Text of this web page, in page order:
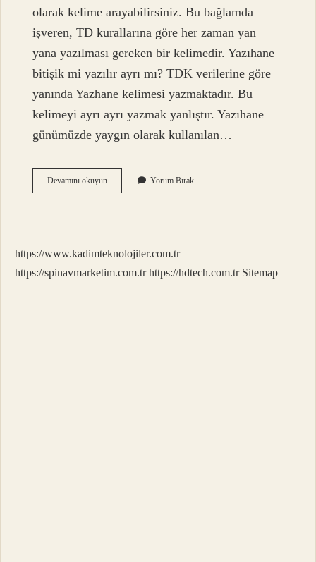
olarak kelime arayabilirsiniz. Bu bağlamda
işveren, TD kurallarına göre her zaman yan
yana yazılması gereken bir kelimedir. Yazıhane
bitişik mi yazılır ayrı mı? TDK verilerine göre
yanında Yazhane kelimesi yazmaktadır. Bu
kelimeyi ayrı ayrı yazmak yanlıştır. Yazıhane
günümüzde yaygın olarak kullanılan…
Devamını okuyunIşveren
Ayrı
Yorum Bırak
https://www.kadimteknolojiler.com.tr
https://spinavmarketim.com.tr https://hdtech.com.tr Sitemap